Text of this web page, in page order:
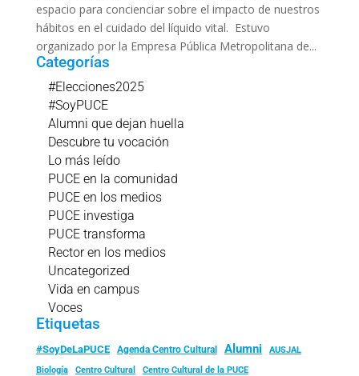
espacio para concienciar sobre el impacto de nuestros
hábitos en el cuidado del líquido vital. Estuvo
organizado por la Empresa Pública Metropolitana de...
Categorías
#Elecciones2025
#SoyPUCE
Alumni que dejan huella
Descubre tu vocación
Lo más leído
PUCE en la comunidad
PUCE en los medios
PUCE investiga
PUCE transforma
Rector en los medios
Uncategorized
Vida en campus
Voces
Etiquetas
#SoyDeLaPUCE Agenda Centro Cultural Alumni
AUSJAL
Biología
Centro Cultural Centro Cultural de la PUCE